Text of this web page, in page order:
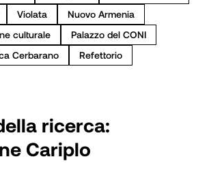
Violata
Nuovo Armenia
culturale
Palazzo del CONI
Cerbarano
Refettorio
ricerca:
Cariplo